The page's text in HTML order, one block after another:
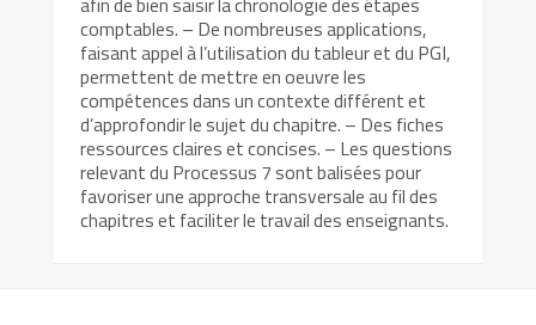
comptables. – De nombreuses applications,
faisant appel à l’utilisation du tableur et du PGI,
permettent de mettre en oeuvre les
compétences dans un contexte différent et
d’approfondir le sujet du chapitre. – Des fiches
ressources claires et concises. – Les questions
relevant du Processus 7 sont balisées pour
favoriser une approche transversale au fil des
chapitres et faciliter le travail des enseignants.